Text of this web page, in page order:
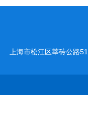
上海市松江区莘砖公路